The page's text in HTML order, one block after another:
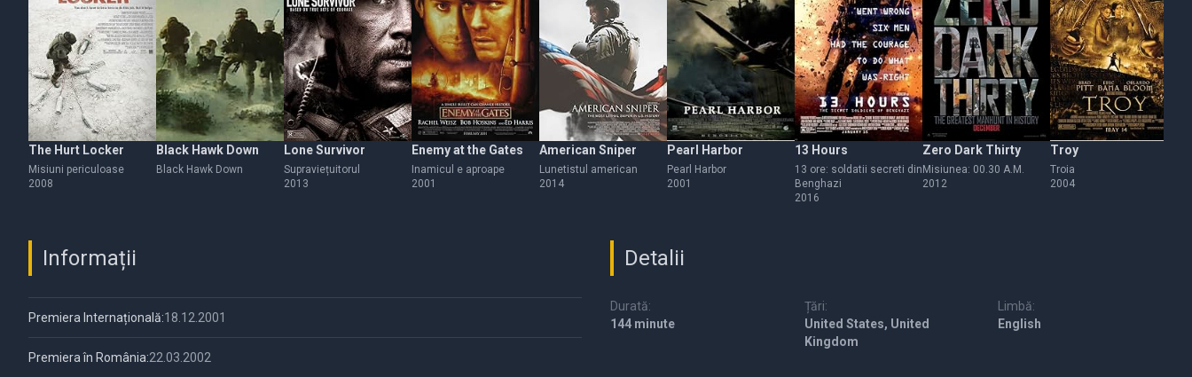
The Hurt Locker
Misiuni periculoase
2008
Black Hawk Down
Black Hawk Down
Lone Survivor
Supraviețuitorul
2013
Enemy at the Gates
Inamicul e aproape
2001
American Sniper
Lunetistul american
2014
Pearl Harbor
Pearl Harbor
2001
13 Hours
13 ore: soldatii secreti din
Benghazi
2016
Zero Dark Thirty
Misiunea: 00.30 A.M.
2012
Troy
Troia
2004
Informații
Premiera Internațională:18.12.2001
Premiera în România:22.03.2002
Detalii
Durată:
144 minute
Țări:
United States, United
Kingdom
Limbă:
English